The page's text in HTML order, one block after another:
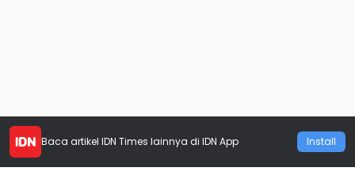
Baca artikel IDN Times lainnya di IDN App Install